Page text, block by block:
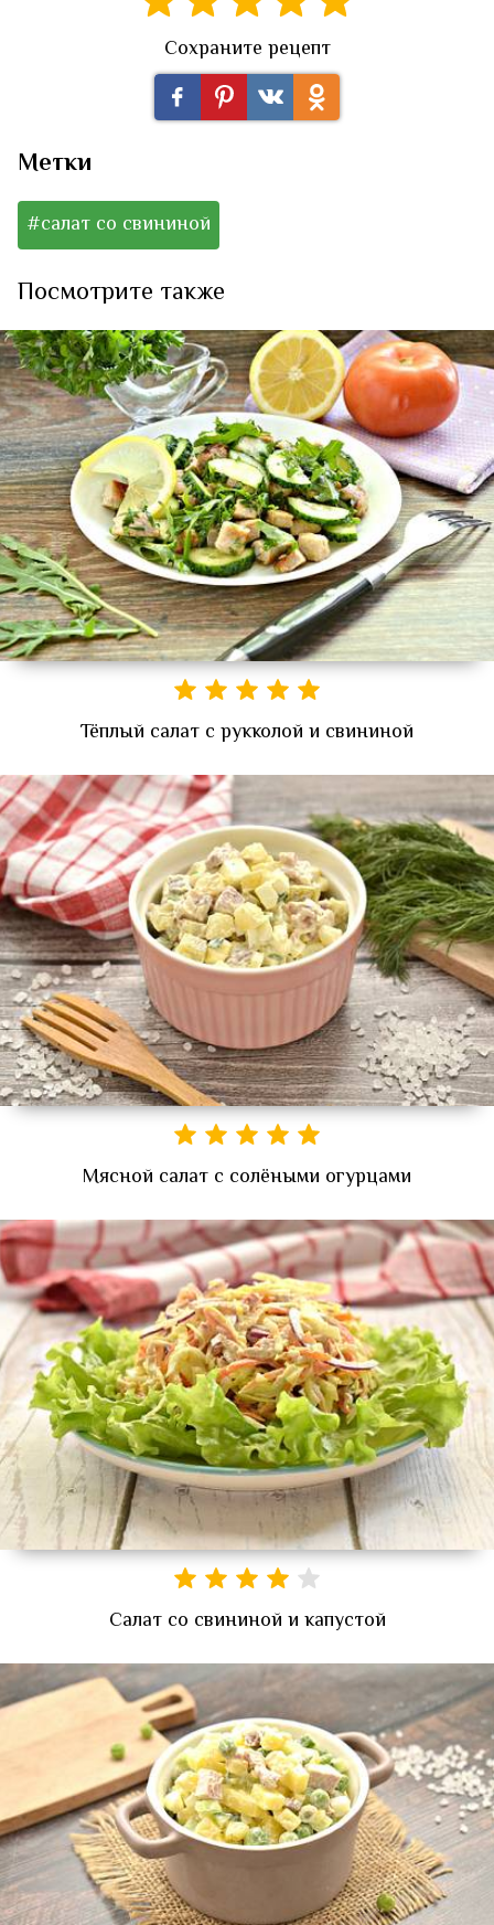
Сохраните рецепт
Метки
#салат со свининой
Посмотрите также
Тёплый салат с рукколой и свининой
Мясной салат с солёными огурцами
Салат со свининой и капустой